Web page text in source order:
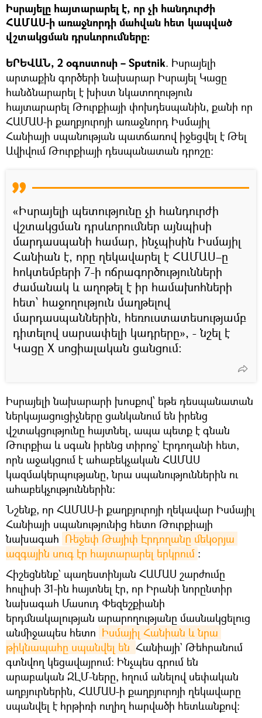
Իսրայելը հայտարարել է, որ չի հանդուրժի
ՀԱՄԱՍ-ի առաջնորդի մահվան հետ կապված
վշտակցման դրսևորումները։
ԵՐԵՎԱՆ, 2 օգոստոսի – Sputnik. Իսրայելի
արտաքին գործերի նախարար Իսրայել Կացը
հանձնարարել է խիստ նկատողություն
հայտարարել Թուրքիայի փոխդեսպանին, քանի որ
ՀԱՄԱՍ-ի քաղբյուրոյի առաջնորդ Իսմայիլ
Հանիայի սպանության պատճառով իջեցվել է Թել
Ավիվում Թուրքիայի դեսպանատան դրոշը։
«Իսրայելի պետությունը չի հանդուրժի
վշտակցման դրսևորումներ այնպիսի
մարդասպանի համար, ինչպիսին Իսմայիլ
Հանիան է, որը ղեկավարել է ՀԱՄԱՍ–ը
հոկտեմբերի 7-ի ոճրագործությունների
ժամանակ և աղոթել է իր համախոհների
հետ՝ հաջողություն մաղթելով
մարդասպաններին, հեռուստատեսությամբ
դիտելով սարսափելի կադրերը», - նշել է
Կացը X սոցիալական ցանցում:
Իսրայելի նախարարի խոսքով՝ եթե դեսպանատան
ներկայացուցիչները ցանկանում են իրենց
վշտակցությունը հայտնել, ապա պետք է գնան
Թուրքիա և սգան իրենց տիրոջ` Էրդողանի հետ,
որն աջակցում է ահաբեկչական ՀԱՄԱՍ
կազմակերպությանը, նրա սպանություններին ու
ահաբեկչություններին։
Նշենք, որ ՀԱՄԱՍ-ի քաղբյուրոյի ղեկավար Իսմայիլ
Հանիայի սպանությունից հետո Թուրքիայի
նախագահ Ռեջեփ Թայիփ Էրդողանը մեկօրյա
ազգային սուգ էր հայտարարել երկրում ։
Հիշեցնենք` պաղեստինյան ՀԱՄԱՍ շարժումը
հուլիսի 31-ին հայտնել էր, որ Իրանի նորընտիր
նախագահ Մասուդ Փեզեշքիանի
երդմնակալության արարողությանը մասնակցելուց
անմիջապես հետո Իսմայիլ Հանիան և նրա
թիկնապահը սպանվել են Հանիայի` Թեհրանում
գտնվող կեցավայրում։ Ինչպես գրում են
արաբական ԶԼՄ-ները, հղում անելով սեփական
աղբյուրներին, ՀԱՄԱՍ-ի քաղբյուրոյի ղեկավարը
սպանվել է հրթիռի ուղիղ հարվածի հետևանքով։